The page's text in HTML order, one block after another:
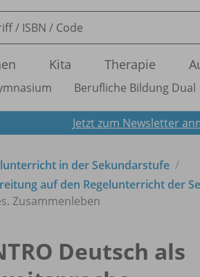
Kita Therapie
Berufliche Bildung Dual
Jetzt zum Newsletter
in der Sekundarstufe
auf den Regelunterricht der
Zusammenleben
Deutsch als